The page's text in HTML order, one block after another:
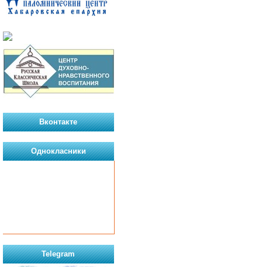
Вконтакте
Однокласники
Telegram